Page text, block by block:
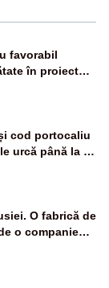
favorabil
în proiectul
cod portocaliu
urcă până la 38
tropicale
O fabrică de
o companie